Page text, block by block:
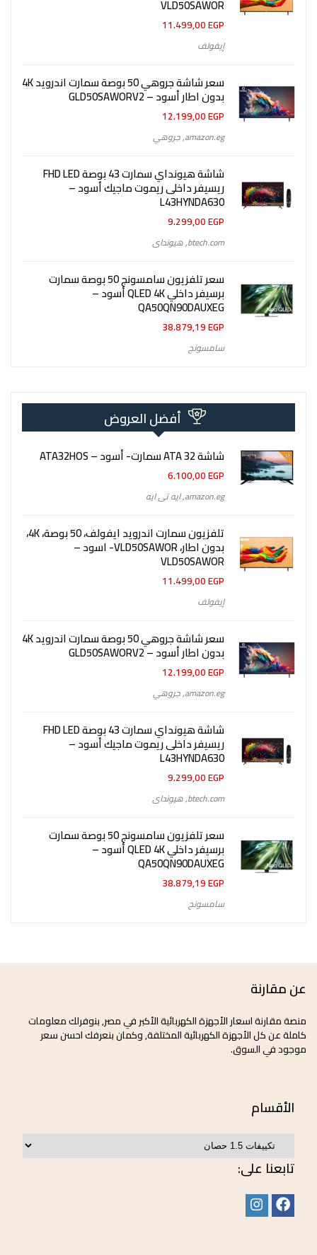
VLD50SAWOR
11.499,00EGP
إيفولف
سعر شاشة جروهي 50 بوصة سمارت اندرويد 4K
بدون اطار أسود – GLD50SAWORV2
12.199,00EGP
amazon.eg
,جروهي
شاشة هيونداي سمارت 43 بوصة FHD LED
ريسيفر داخلى ريموت ماجيك أسود –
L43HYNDA630
9.299,00EGP
btech.com
,هيونداى
سعر تلفزيون سامسونج 50 بوصة سمارت
برسيفر داخلي QLED 4K أسود –
QA50QN90DAUXEG
38.879,19EGP
سامسونج
أفضل العروض
شاشة 32 ATA سمارت- أسود – ATA32HOS
6.100,00EGP
amazon.eg
,ايه تى ايه
تلفزيون سمارت اندرويد ايفولف، 50 بوصة، 4K،
بدون اطار، VLD50SAWOR- اسود –
VLD50SAWOR
11.499,00EGP
إيفولف
سعر شاشة جروهي 50 بوصة سمارت اندرويد 4K
بدون اطار أسود – GLD50SAWORV2
12.199,00EGP
amazon.eg
,جروهي
شاشة هيونداي سمارت 43 بوصة FHD LED
ريسيفر داخلى ريموت ماجيك أسود –
L43HYNDA630
9.299,00EGP
btech.com
,هيونداى
سعر تلفزيون سامسونج 50 بوصة سمارت
برسيفر داخلي QLED 4K أسود –
QA50QN90DAUXEG
38.879,19EGP
سامسونج
عن مقارنة
منصة مقارنة اسعار الأجهزة الكهربائية الأكبر في مصر, بنوفرلك معلومات
كاملة عن كل الأجهزة الكهربائية المختلفة, وكمان بنعرفك احسن سعر
موجود في السوق.
الأقسام
تابعنا على: